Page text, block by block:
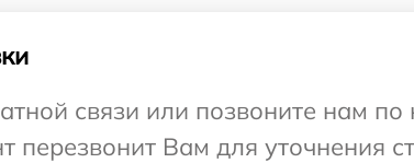
связи или позвоните нам
перезвонит Вам для уточнения